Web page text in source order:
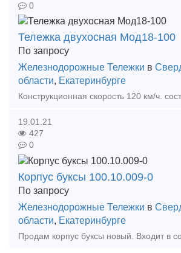
0
Тележка двухосная Мод18-100
По запросу
Железнодорожные Тележки в
области, Екатеринбурге
19.01.21
427
0
Корпус буксы 100.10.009-0
По запросу
Железнодорожные Тележки в
области, Екатеринбурге